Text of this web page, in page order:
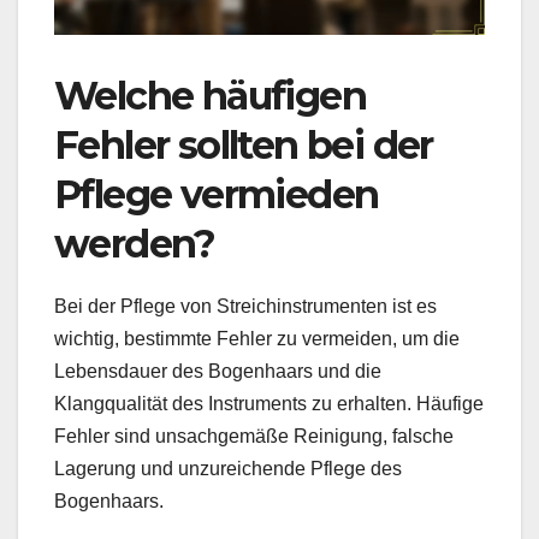
Welche häufigen
Fehler sollten bei der
Pflege vermieden
werden?
Bei der Pflege von Streichinstrumenten ist es
wichtig, bestimmte Fehler zu vermeiden, um die
Lebensdauer des Bogenhaars und die
Klangqualität des Instruments zu erhalten. Häufige
Fehler sind unsachgemäße Reinigung, falsche
Lagerung und unzureichende Pflege des
Bogenhaars.